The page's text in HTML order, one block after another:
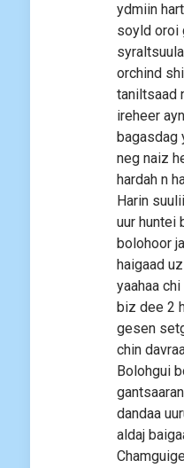
ydmiin
soyld oroi
orchind
taniltsaad
ireheer
bagasdag
neg naiz
hardah n
Harin
uur huntei
bolohoor
haigaad
yaahaa
biz dee 2
gesen
chin
Bolohgui
dandaa
aldaj